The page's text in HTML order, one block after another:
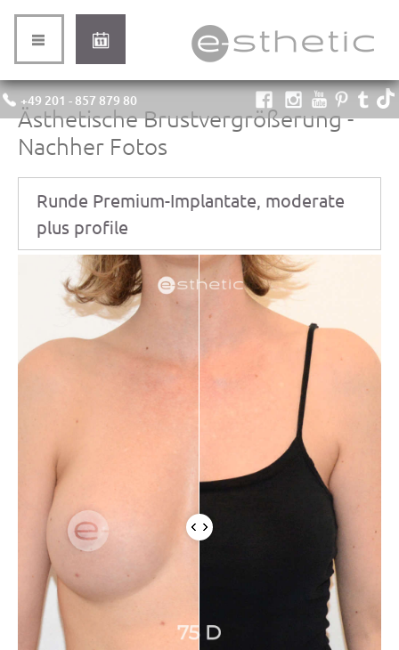
+49 201 - 857 879 80
Ästhetische Brustvergrößerung -
Nachher Fotos
Runde Premium-Implantate, moderate
plus profile